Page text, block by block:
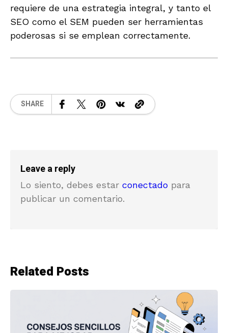
requiere de una estrategia integral, y tanto el
SEO como el SEM pueden ser herramientas
poderosas si se emplean correctamente.
SHARE
Leave a reply
Lo siento, debes estar conectado para
publicar un comentario.
Related Posts